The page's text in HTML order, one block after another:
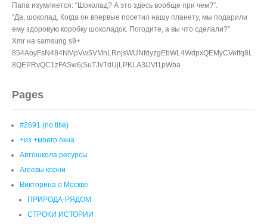
Папа изумляется: “Шоколад? А это здесь вообще при чем?”.
“Да, шоколад. Когда он впервые посетил нашу планету, мы подарили
ему здоровую коробку шоколадок. Погодите, а вы что сделали?”
Xmr на samsung s9+
854AoyFsN484NMpVw5VMnLRnjsWUNfdyzgEbWL4WdpxQEMyCVetfq8L
8QEPRvQC1zFASw6jSuTJvTdUjLPKLA3iJVt1pWba
Pages
#2691 (no title)
+из +моего окна
Автошкола ресурсы
Агеевы корни
Викторина о Москве
ПРИРОДА-РЯДОМ
СТРОКИ ИСТОРИИ